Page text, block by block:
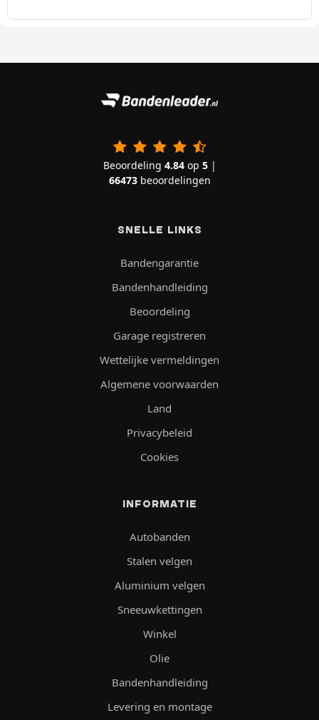
Beoordeling 4.84op 5|
66473beoordelingen
SNELLE LINKS
Bandengarantie
Bandenhandleiding
Beoordeling
Garage registreren
Wettelijke vermeldingen
Algemene voorwaarden
Land
Privacybeleid
Cookies
INFORMATIE
Autobanden
Stalen velgen
Aluminium velgen
Sneeuwkettingen
Winkel
Olie
Bandenhandleiding
Levering en montage